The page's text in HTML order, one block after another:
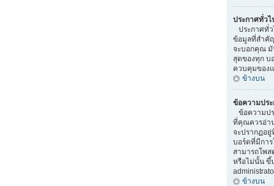
ประกาศทั่วไ
ประกาศทั่
ข้อมูลที่สำคั
จะบอกคุณ มั
สุดของทุก บ
ควบคุมของ
ข้างบน
ข้อความประ
ข้อความป
ที่คุณควรอ่า
จะปรากฏอ
บอร์ดที่มีกา
สามารถโพ
หรือไม่นั้น ขึ้
ข้างบน